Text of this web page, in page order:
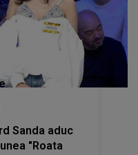
Sanda aduc
"Roata